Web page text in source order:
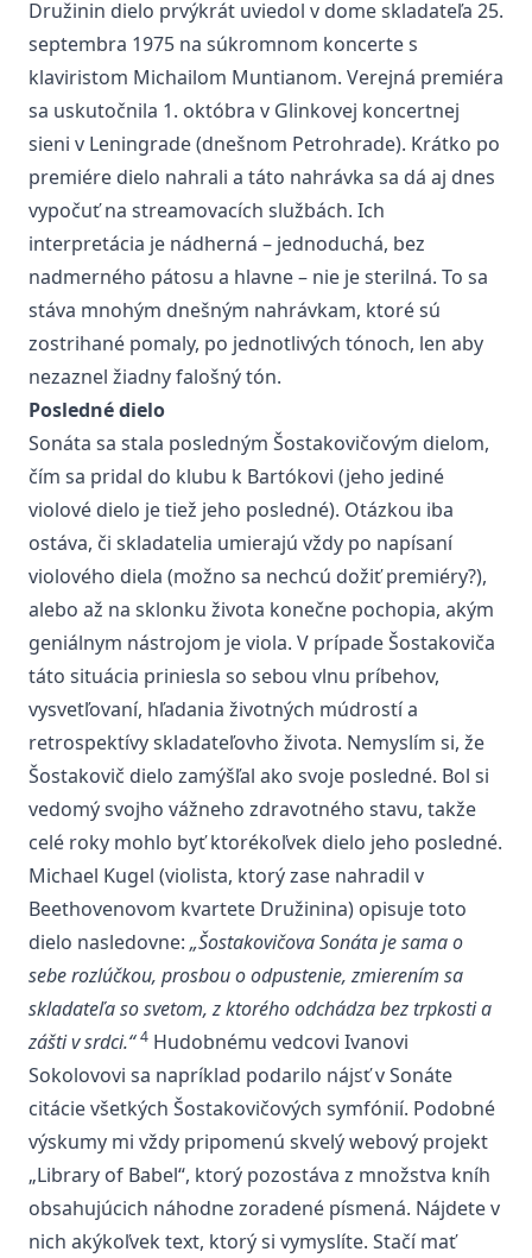
Družinin dielo prvýkrát uviedol v dome skladateľa 25.
septembra 1975 na súkromnom koncerte s
klaviristom Michailom Muntianom. Verejná premiéra
sa uskutočnila 1. októbra v Glinkovej koncertnej
sieni v Leningrade (dnešnom Petrohrade). Krátko po
premiére dielo nahrali a táto nahrávka sa dá aj dnes
vypočuť na streamovacích službách. Ich
interpretácia je nádherná – jednoduchá, bez
nadmerného pátosu a hlavne – nie je sterilná. To sa
stáva mnohým dnešným nahrávkam, ktoré sú
zostrihané pomaly, po jednotlivých tónoch, len aby
nezaznel žiadny falošný tón.
Posledné dielo
Sonáta sa stala posledným Šostakovičovým dielom,
čím sa pridal do klubu k Bartókovi (jeho jediné
violové dielo je tiež jeho posledné). Otázkou iba
ostáva, či skladatelia umierajú vždy po napísaní
violového diela (možno sa nechcú dožiť premiéry?),
alebo až na sklonku života konečne pochopia, akým
geniálnym nástrojom je viola. V prípade Šostakoviča
táto situácia priniesla so sebou vlnu príbehov,
vysvetľovaní, hľadania životných múdrostí a
retrospektívy skladateľovho života. Nemyslím si, že
Šostakovič dielo zamýšľal ako svoje posledné. Bol si
vedomý svojho vážneho zdravotného stavu, takže
celé roky mohlo byť ktorékoľvek dielo jeho posledné.
Michael Kugel (violista, ktorý zase nahradil v
Beethovenovom kvartete Družinina) opisuje toto
dielo nasledovne: „Šostakovičova Sonáta je sama o
sebe rozlúčkou, prosbou o odpustenie, zmierením sa
skladateľa so svetom, z ktorého odchádza bez trpkosti a
zášti v srdci.“ 4 Hudobnému vedcovi Ivanovi
Sokolovovi sa napríklad podarilo nájsť v Sonáte
citácie všetkých Šostakovičových symfónií. Podobné
výskumy mi vždy pripomenú skvelý webový projekt
„Library of Babel“, ktorý pozostáva z množstva kníh
obsahujúcich náhodne zoradené písmená. Nájdete v
nich akýkoľvek text, ktorý si vymyslíte. Stačí mať